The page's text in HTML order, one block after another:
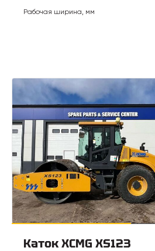
Рабочая ширина, мм
Каток XCMG XS123